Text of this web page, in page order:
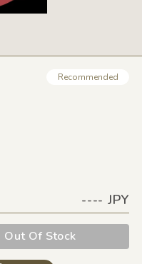
Recommended
---- JPY
Out Of Stock